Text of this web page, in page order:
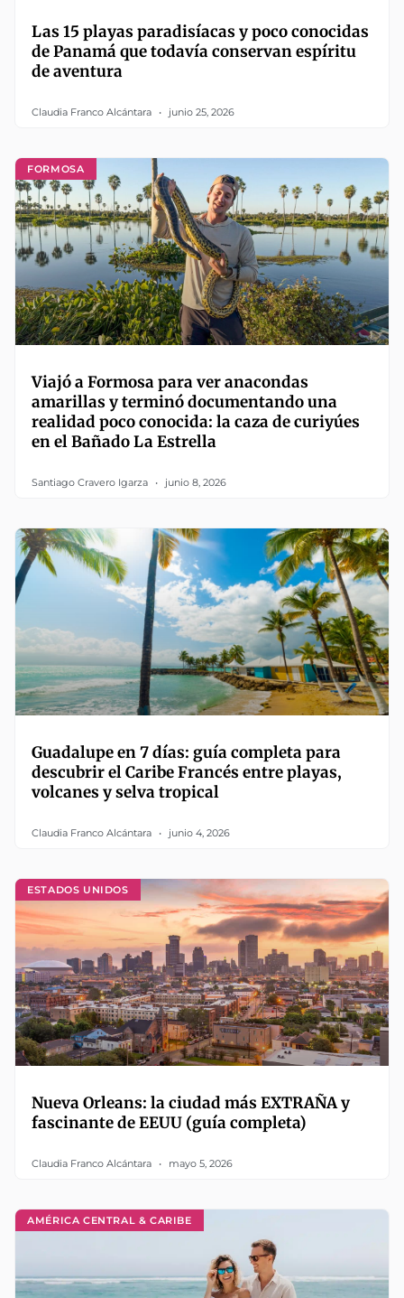
Las 15 playas paradisíacas y poco conocidas
de Panamá que todavía conservan espíritu
de aventura
Claudia Franco Alcántara junio 25, 2026
FORMOSA
Viajó a Formosa para ver anacondas
amarillas y terminó documentando una
realidad poco conocida: la caza de curiyúes
en el Bañado La Estrella
Santiago Cravero Igarza junio 8, 2026
Guadalupe en 7 días: guía completa para
descubrir el Caribe Francés entre playas,
volcanes y selva tropical
Claudia Franco Alcántara junio 4, 2026
ESTADOS UNIDOS
Nueva Orleans: la ciudad más EXTRAÑA y
fascinante de EEUU (guía completa)
Claudia Franco Alcántara mayo 5, 2026
AMÉRICA CENTRAL & CARIBE